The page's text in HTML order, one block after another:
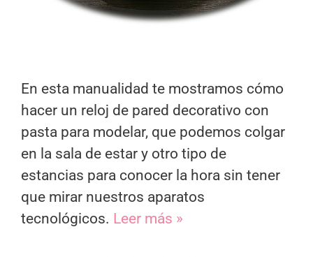
En esta manualidad te mostramos cómo
hacer un reloj de pared decorativo con
pasta para modelar, que podemos colgar
en la sala de estar y otro tipo de
estancias para conocer la hora sin tener
que mirar nuestros aparatos
tecnológicos. Leer más »